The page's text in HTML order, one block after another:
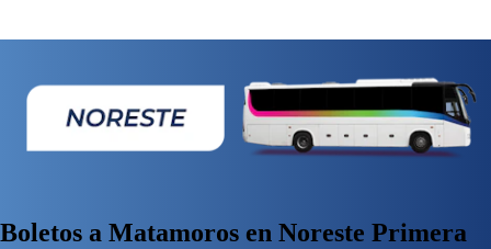
Boletos a Matamoros en Noreste Primera